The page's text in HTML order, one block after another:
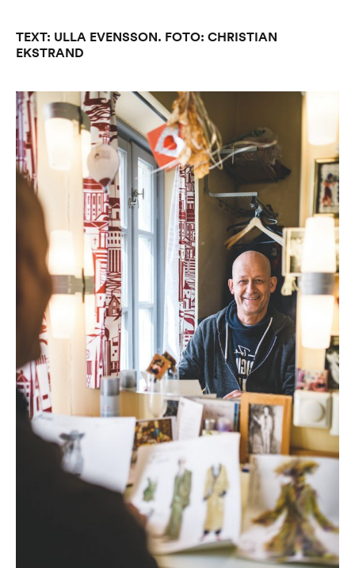
TEXT: ULLA EVENSSON. FOTO: CHRISTIAN
EKSTRAND